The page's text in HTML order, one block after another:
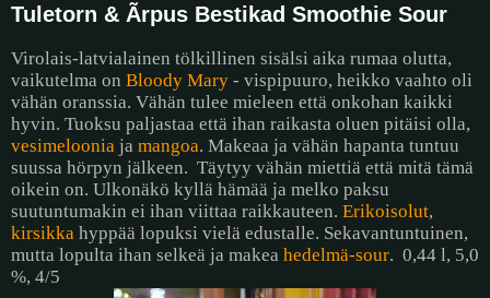
Tuletorn & Ãrpus Bestikad Smoothie Sour
Virolais-latvialainen tölkillinen sisälsi aika rumaa olutta,
vaikutelma on Bloody Mary - vispipuuro, heikko vaahto oli
vähän oranssia. Vähän tulee mieleen että onkohan kaikki
hyvin. Tuoksu paljastaa että ihan raikasta oluen pitäisi olla,
vesimeloonia ja mangoa. Makeaa ja vähän hapanta tuntuu
suussa hörpyn jälkeen. Täytyy vähän miettiä että mitä tämä
oikein on. Ulkonäkö kyllä hämää ja melko paksu
suutuntumakin ei ihan viittaa raikkauteen. Erikoisolut,
kirsikka hyppää lopuksi vielä edustalle. Sekavantuntuinen,
mutta lopulta ihan selkeä ja makea hedelmä-sour. 0,44 l, 5,0
%, 4/5